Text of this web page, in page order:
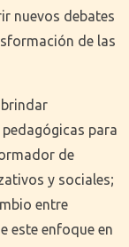
nuevos debates
de las
para
de
y sociales;
entre
este enfoque en